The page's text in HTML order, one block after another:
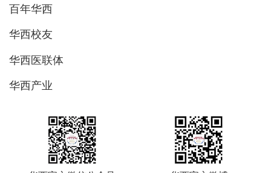
百年华西
华西校友
华西医联体
华西产业